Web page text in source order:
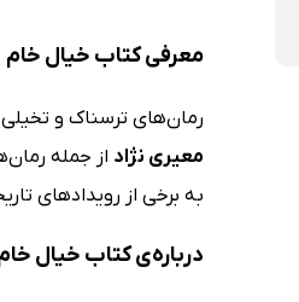
معرفی کتاب خیال خام
رمان‌های ترسناک و
معیری نژاد از جمله
به برخی از رویدادهای
درباره‌ی کتاب خیال